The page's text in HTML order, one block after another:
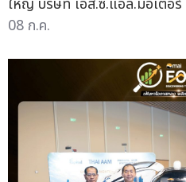
08 ก.ค.